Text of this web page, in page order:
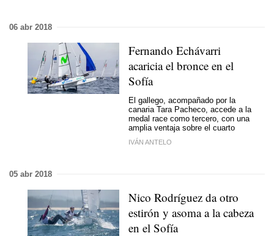
06 abr 2018
Fernando Echávarri
acaricia el bronce en el
Sofía
El gallego, acompañado por la
canaria Tara Pacheco, accede a la
medal race como tercero, con una
amplia ventaja sobre el cuarto
IVÁN ANTELO
05 abr 2018
Nico Rodríguez da otro
estirón y asoma a la cabeza
en el Sofía